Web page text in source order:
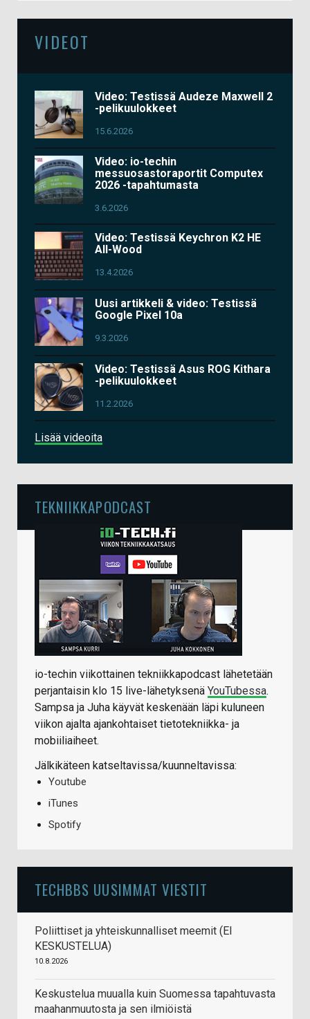
VIDEOT
Video: Testissä Audeze Maxwell 2
-pelikuulokkeet
15.6.2026
Video: io-techin
messuosastoraportit Computex
2026 -tapahtumasta
3.6.2026
Video: Testissä Keychron K2 HE
All-Wood
13.4.2026
Uusi artikkeli & video: Testissä
Google Pixel 10a
9.3.2026
Video: Testissä Asus ROG Kithara
-pelikuulokkeet
11.2.2026
Lisää videoita
TEKNIIKKAPODCAST
io-techin viikottainen tekniikkapodcast lähetetään
perjantaisin klo 15 live-lähetyksenä YouTubessa.
Sampsa ja Juha käyvät keskenään läpi kuluneen
viikon ajalta ajankohtaiset tietotekniikka- ja
mobiiliaiheet.
Jälkikäteen katseltavissa/kuunneltavissa:
Youtube
iTunes
Spotify
TECHBBS UUSIMMAT VIESTIT
Poliittiset ja yhteiskunnalliset meemit (EI
KESKUSTELUA)
10.8.2026
Keskustelua muualla kuin Suomessa tapahtuvasta
maahanmuutosta ja sen ilmiöistä